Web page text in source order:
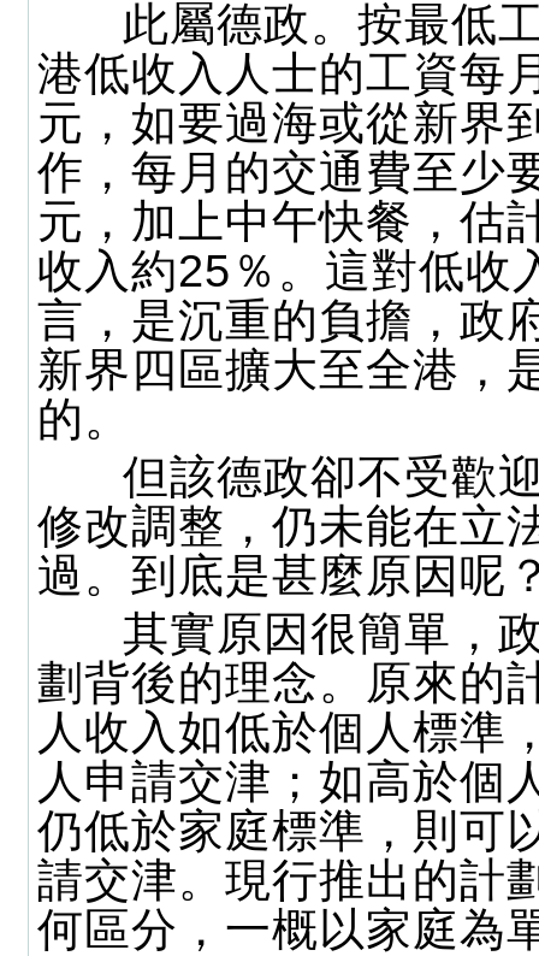
此屬德政。按最低
港低收入人士的工資每
元，如要過海或從新界
作，每月的交通費至少
元，加上中午快餐，估
收入約25％。這對低收
言，是沉重的負擔，政
新界四區擴大至全港，
的。
但該德政卻不受歡
修改調整，仍未能在立
過。到底是甚麼原因呢
其實原因很簡單，
劃背後的理念。原來的
人收入如低於個人標準
人申請交津；如高於個
仍低於家庭標準，則可
請交津。現行推出的計
何區分，一概以家庭為